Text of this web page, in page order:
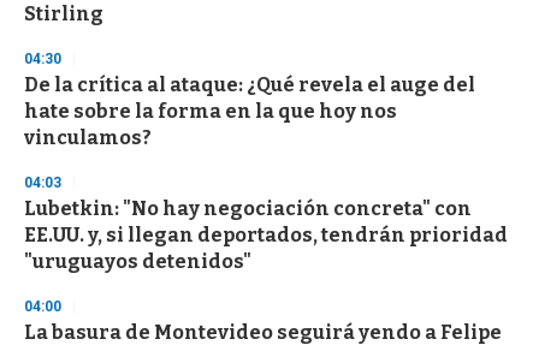
Stirling
04:30
De la crítica al ataque: ¿Qué revela el auge del
hate sobre la forma en la que hoy nos
vinculamos?
04:03
Lubetkin: "No hay negociación concreta" con
EE.UU. y, si llegan deportados, tendrán prioridad
"uruguayos detenidos"
04:00
La basura de Montevideo seguirá yendo a Felipe